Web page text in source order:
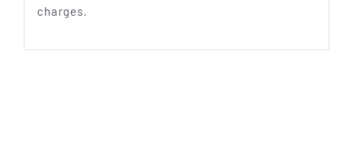
charges.